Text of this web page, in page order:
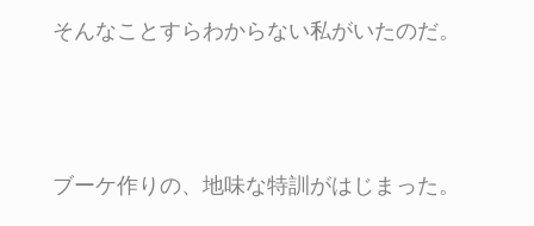
そんなことすらわからない私がいたのだ。
ブーケ作りの、地味な特訓がはじまった。